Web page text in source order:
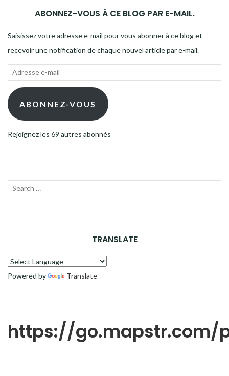
ABONNEZ-VOUS À CE BLOG PAR E-MAIL.
Saisissez votre adresse e-mail pour vous abonner à ce blog et
recevoir une notification de chaque nouvel article par e-mail.
Adresse
mail ABONNEZ-VOUS
Rejoignez les 69 autres abonnés
Recherche
TRANSLATE
Powered by Translate
https://go.mapstr.com/